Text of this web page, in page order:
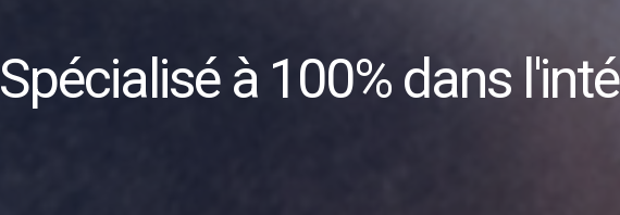
Spécialisé à 100% dans